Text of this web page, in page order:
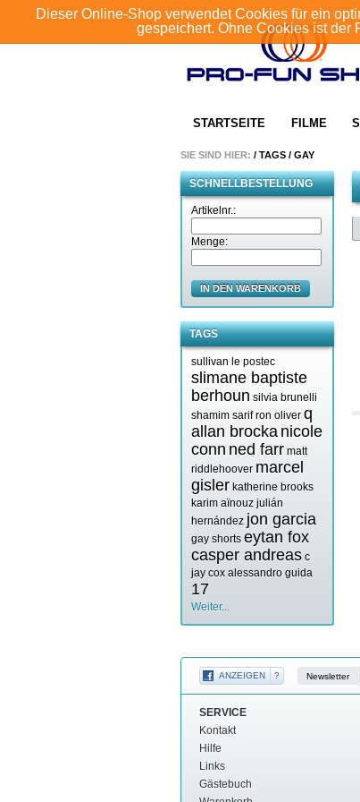
Dieser Online-Shop verwendet Cookies für ein
gespeichert. Ohne Cookies ist der
STARTSEITE FILME
SIE SIND HIER: / TAGS / GAY
SCHNELLBESTELLUNG
Artikelnr.:
Menge:
IN DEN WARENKORB
TAGS
sullivan le postec
slimane baptiste
berhoun silvia brunelli
shamim sarif ron oliver q
allan brocka nicole
conn ned farr matt
riddlehoover marcel
gisler katherine brooks
karim aïnouz julián
hernández jon garcia
gay shorts eytan fox
casper andreas c
jay cox alessandro guida
17
Weiter...
ANZEIGEN ? Newsletter
SERVICE
Kontakt
Hilfe
Links
Gästebuch